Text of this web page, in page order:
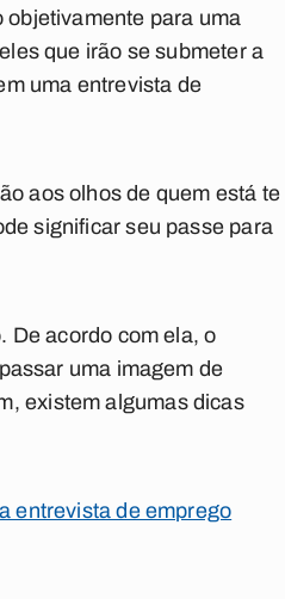
objetivamente para uma
que irão se submeter a
uma entrevista de
aos olhos de quem está te
significar seu passe para
De acordo com ela, o
uma imagem de
existem algumas dicas
entrevista de emprego